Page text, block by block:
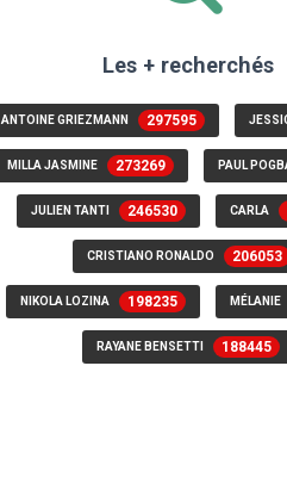
Les + recherchés
ANTOINE GRIEZMANN 297595
MILLA JASMINE 273269 PAUL
JULIEN TANTI 246530 CARLA
CRISTIANO RONALDO 206053
NIKOLA LOZINA 198235 MÉLANIE
RAYANE BENSETTI 188445